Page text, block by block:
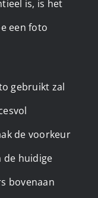
is, is het
een foto
gebruikt zal
de voorkeur
de huidige
bovenaan